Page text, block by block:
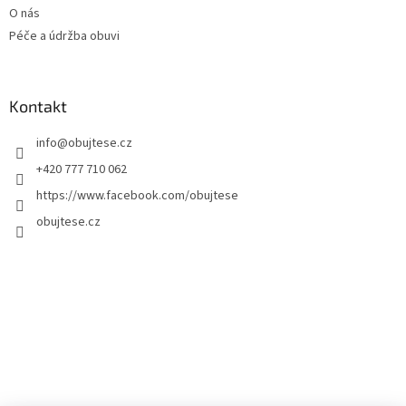
O nás
Péče a údržba obuvi
Kontakt
info@obujtese.cz
+420 777 710 062
https://www.facebook.com/obujtese
obujtese.cz